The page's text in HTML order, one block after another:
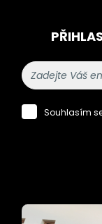
Souhlasím